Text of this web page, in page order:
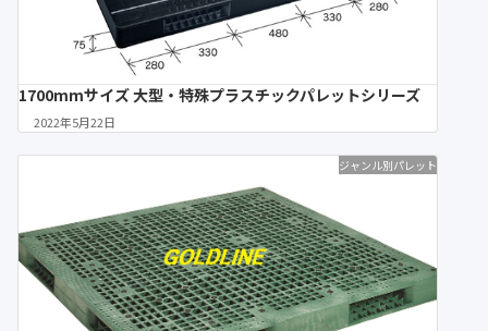
1700mmサイズ 大型・特殊プラスチックパレットシリーズ
2022年5月22日
ジャンル別パレット